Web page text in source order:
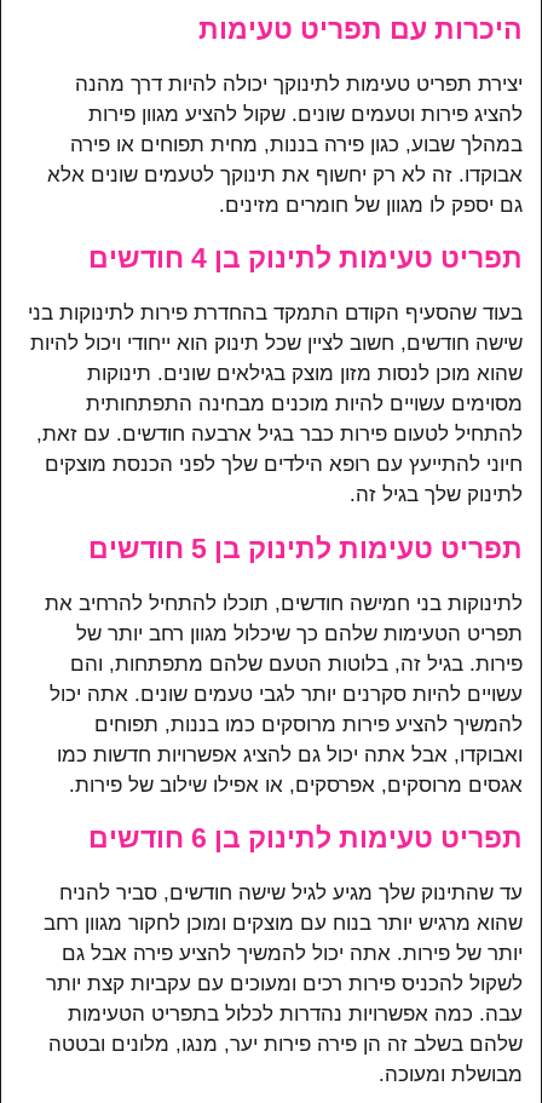
היכרות עם תפריט טעימות
יצירת תפריט טעימות לתינוקך יכולה להיות דרך מהנה
להציג פירות וטעמים שונים. שקול להציע מגוון פירות
במהלך שבוע, כגון פירה בננות, מחית תפוחים או פירה
אבוקדו. זה לא רק יחשוף את תינוקך לטעמים שונים אלא
גם יספק לו מגוון של חומרים מזינים.
תפריט טעימות לתינוק בן 4 חודשים
בעוד שהסעיף הקודם התמקד בהחדרת פירות לתינוקות בני
שישה חודשים, חשוב לציין שכל תינוק הוא ייחודי ויכול להיות
שהוא מוכן לנסות מזון מוצק בגילאים שונים. תינוקות
מסוימים עשויים להיות מוכנים מבחינה התפתחותית
להתחיל לטעום פירות כבר בגיל ארבעה חודשים. עם זאת,
חיוני להתייעץ עם רופא הילדים שלך לפני הכנסת מוצקים
לתינוק שלך בגיל זה.
תפריט טעימות לתינוק בן 5 חודשים
לתינוקות בני חמישה חודשים, תוכלו להתחיל להרחיב את
תפריט הטעימות שלהם כך שיכלול מגוון רחב יותר של
פירות. בגיל זה, בלוטות הטעם שלהם מתפתחות, והם
עשויים להיות סקרנים יותר לגבי טעמים שונים. אתה יכול
להמשיך להציע פירות מרוסקים כמו בננות, תפוחים
ואבוקדו, אבל אתה יכול גם להציג אפשרויות חדשות כמו
אגסים מרוסקים, אפרסקים, או אפילו שילוב של פירות.
תפריט טעימות לתינוק בן 6 חודשים
עד שהתינוק שלך מגיע לגיל שישה חודשים, סביר להניח
שהוא מרגיש יותר בנוח עם מוצקים ומוכן לחקור מגוון רחב
יותר של פירות. אתה יכול להמשיך להציע פירה אבל גם
לשקול להכניס פירות רכים ומעוכים עם עקביות קצת יותר
עבה. כמה אפשרויות נהדרות לכלול בתפריט הטעימות
שלהם בשלב זה הן פירה פירות יער, מנגו, מלונים ובטטה
מבושלת ומעוכה.